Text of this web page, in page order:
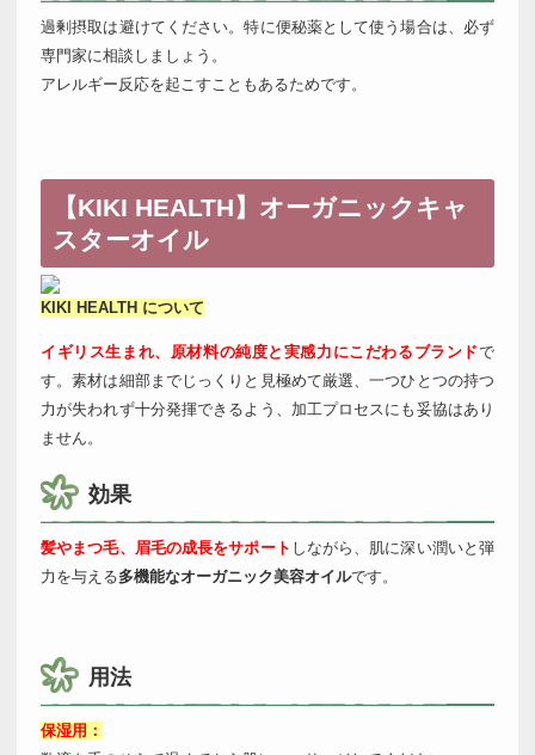
過剰摂取は避けてください。特に便秘薬として使う場合は、必ず
専門家に相談しましょう。
アレルギー反応を起こすこともあるためです。
【KIKI HEALTH】オーガニックキャ
スターオイル
KIKI HEALTH について
イギリス生まれ、原材料の純度と実感力にこだわるブランドで
す。素材は細部までじっくりと見極めて厳選、一つひとつの持つ
力が失われず十分発揮できるよう、加工プロセスにも妥協はあり
ません。
効果
髪やまつ毛、眉毛の成長をサポート しながら、肌に深い潤いと弾
力を与える多機能なオーガニック美容オイルです。
用法
保湿用：